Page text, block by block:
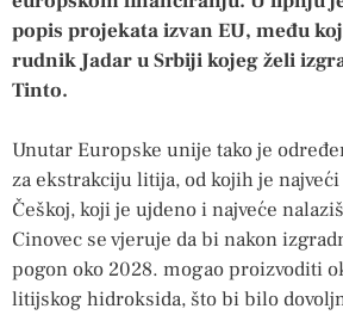
popis projekata izvan EU, među
rudnik Jadar u Srbiji kojeg želi
Tinto.
Unutar Europske unije tako je
za ekstrakciju litija, od kojih je
Češkoj, koji je ujdeno i najveće
Cinovec se vjeruje da bi nakon
pogon oko 2028. mogao proizvoditi
litijskog hidroksida, što bi bilo